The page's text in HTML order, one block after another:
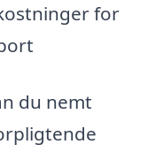
for
du nemt